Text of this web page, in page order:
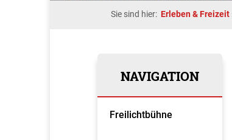
Sie sind hier: Erleben & Freizeit
NAVIGATION
Freilichtbühne